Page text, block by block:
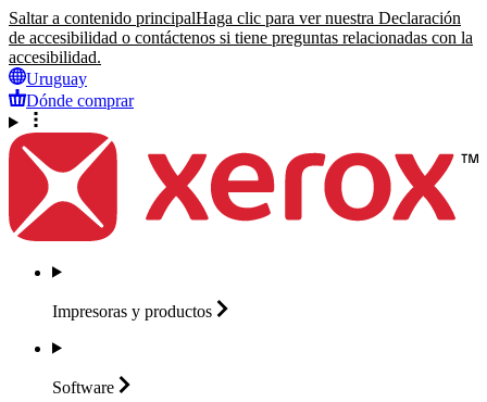
Saltar a contenido principalHaga clic para ver nuestra Declaración
de accesibilidad o contáctenos si tiene preguntas relacionadas con la
accesibilidad.
Uruguay
Dónde comprar
Impresoras y productos
Software